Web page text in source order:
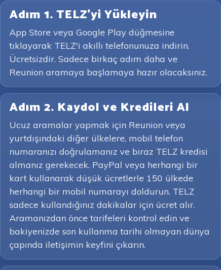
Adım 1. TELZ'yi Yükleyin
App Store veya Google Play düğmesine
tıklayarak TELZ'i akıllı telefonunuza indirin.
Ücretsizdir. Sadece birkaç adım daha ve
Reunion aramaya başlamaya hazır olacaksınız.
Adım 2. Kaydol ve Kredileri Al
Ucuz aramalar yapmak için Reunion veya
yurtdışındaki diğer ülkelere, mobil telefon
numaranızı doğrulamanız ve biraz TELZ kredisi
almanız gerekecek. PayPal veya herhangi bir
kart kullanarak düşük ücretlerle 150 ülkede
herhangi bir mobil numarayı doldurun. TELZ
sadece kullandığınız dakikalar için ücret alır.
Aramanızdan önce tarifeleri kontrol edin ve
bakiyenizde son kullanma tarihi olmayan dünya
çapında iletişimin keyfini çıkarın.